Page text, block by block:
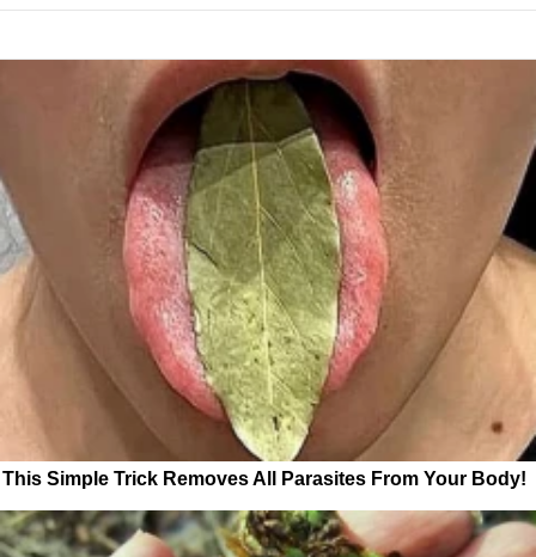
This Simple Trick Removes All Parasites From Your Body!